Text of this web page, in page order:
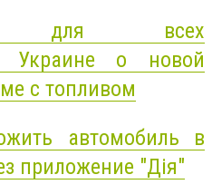
для всех
Украине о новой
с топливом
автомобиль в
приложение "Дія"